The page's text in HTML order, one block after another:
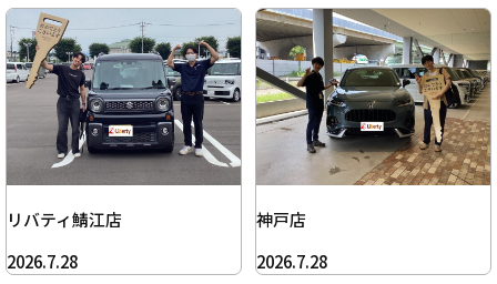
リバティ鯖江店
2026.7.28
神戸店
2026.7.28